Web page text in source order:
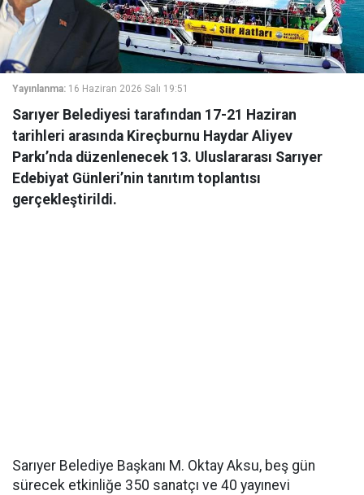
Yayınlanma: 16 Haziran 2026 Salı 19:51
Sarıyer Belediyesi tarafından 17-21 Haziran
tarihleri arasında Kireçburnu Haydar Aliyev
Parkı’nda düzenlenecek 13. Uluslararası Sarıyer
Edebiyat Günleri’nin tanıtım toplantısı
gerçekleştirildi.
Sarıyer Belediye Başkanı M. Oktay Aksu, beş gün
sürecek etkinliğe 350 sanatçı ve 40 yayınevi